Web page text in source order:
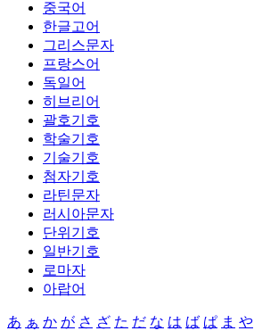
중국어
한글고어
그리스문자
프랑스어
독일어
히브리어
괄호기호
학술기호
기술기호
첨자기호
라틴문자
러시아문자
단위기호
일반기호
로마자
아랍어
あ ぁ か が さ ざ た だ な は ば ぱ ま や